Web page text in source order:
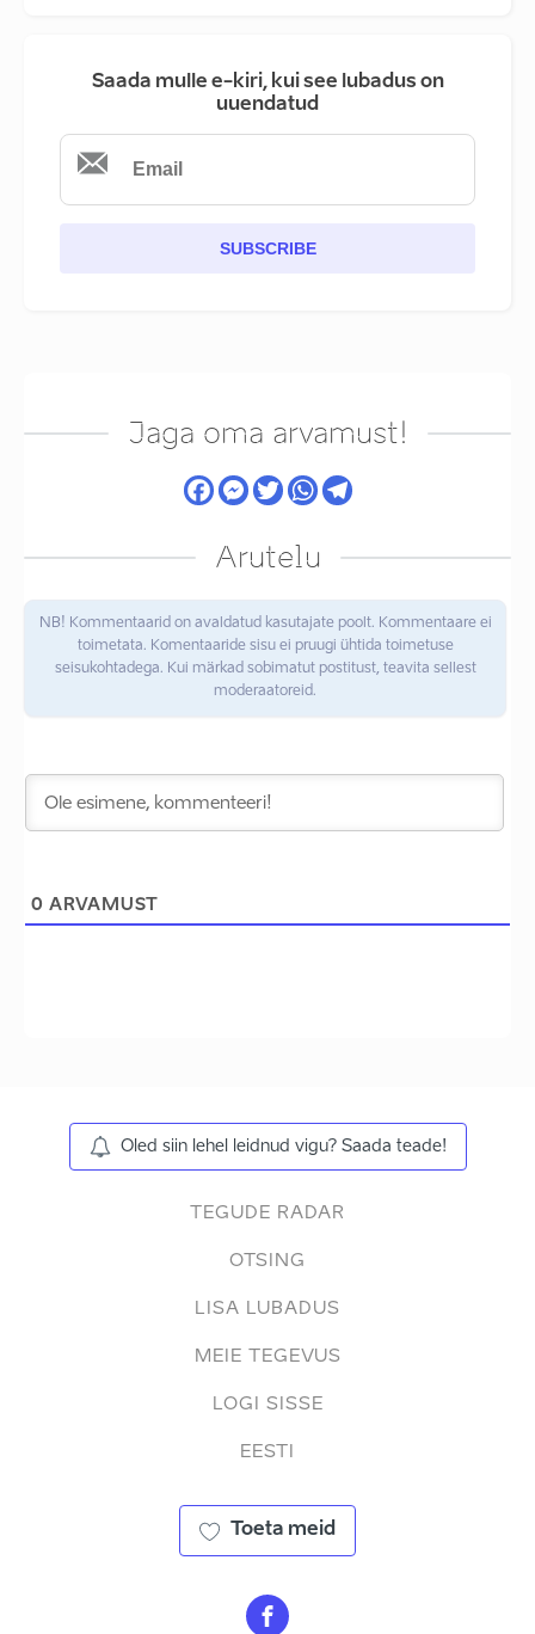
Saada mulle e-kiri, kui see lubadus on
uuendatud
SUBSCRIBE
Jaga oma arvamust!
Arutelu
NB! Kommentaarid on avaldatud kasutajate poolt. Kommentaare ei
toimetata. Komentaaride sisu ei pruugi ühtida toimetuse
seisukohtadega. Kui märkad sobimatut postitust, teavita sellest
moderaatoreid.
0 ARVAMUST
Oled siin lehel leidnud vigu? Saada teade!
TEGUDE RADAR
OTSING
LISA LUBADUS
MEIE TEGEVUS
LOGI SISSE
EESTI
Toeta meid